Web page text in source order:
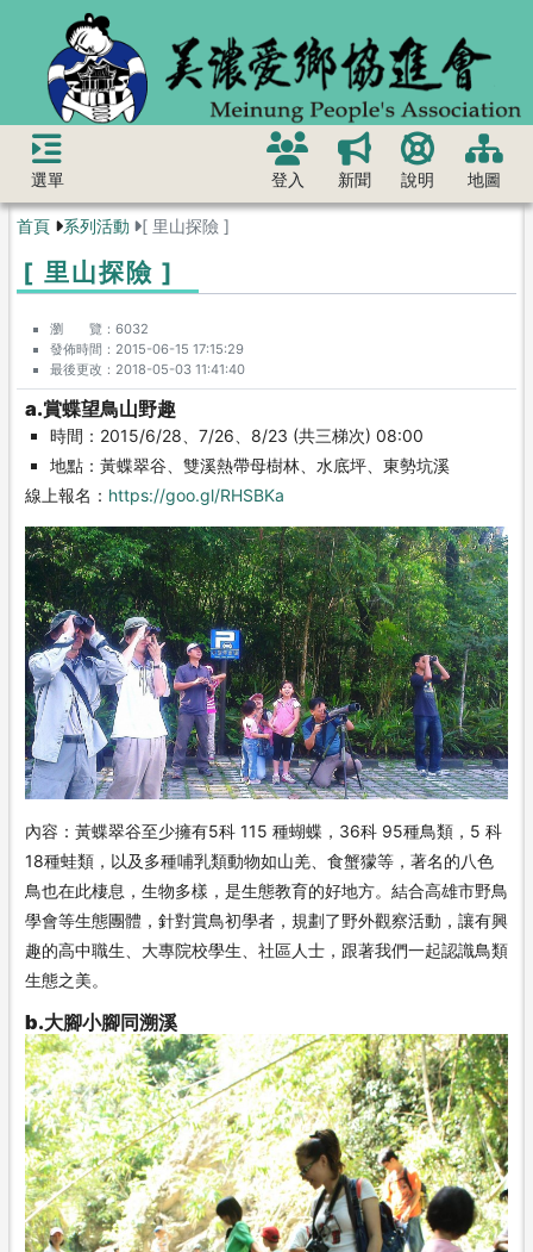
選單 登入 新聞 說明 地圖
首頁 系列活動 [ 里山探險 ]
[ 里山探險 ]
瀏 覽
6032
發佈時間
2015-06-15 17:15:29
最後更改
2018-05-03 11:41:40
a.賞蝶望鳥山野趣
時間：2015/6/28、7/26、8/23 (共三梯次) 08:00
地點：黃蝶翠谷、雙溪熱帶母樹林、水底坪、東勢坑溪
線上報名： https://goo.gl/RHSBKa
內容：黃蝶翠谷至少擁有5科 115 種蝴蝶，36科 95種鳥類，5 科
18種蛙類，以及多種哺乳類動物如山羌、食蟹獴等，著名的八色
鳥也在此棲息，生物多樣，是生態教育的好地方。結合高雄市野鳥
學會等生態團體，針對賞鳥初學者，規劃了野外觀察活動，讓有興
趣的高中職生、大專院校學生、社區人士，跟著我們一起認識鳥類
生態之美。
b.大腳小腳同溯溪